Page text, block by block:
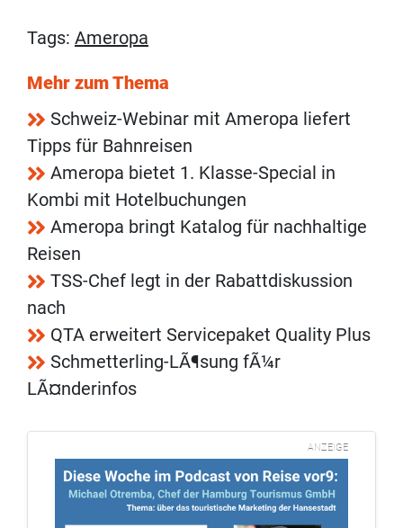
Tags: Ameropa
Mehr zum Thema
Schweiz-Webinar mit Ameropa liefert
Tipps für Bahnreisen
Ameropa bietet 1. Klasse-Special in
Kombi mit Hotelbuchungen
Ameropa bringt Katalog für nachhaltige
Reisen
TSS-Chef legt in der Rabattdiskussion
nach
QTA erweitert Servicepaket Quality Plus
Schmetterling-LÃ¶sung fÃ¼r
LÃ¤nderinfos
ANZEIGE